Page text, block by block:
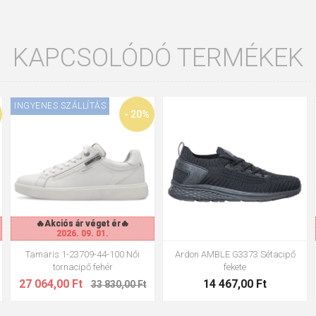
KAPCSOLÓDÓ TERMÉKEK
INGYENES SZÁLLÍTÁS
Mustang 15M0112011 női
tornacipő bordo
27 030,00 Ft
40
Mustang 15M0112011 női
tornacipő fekete
27 030,00 Ft
36